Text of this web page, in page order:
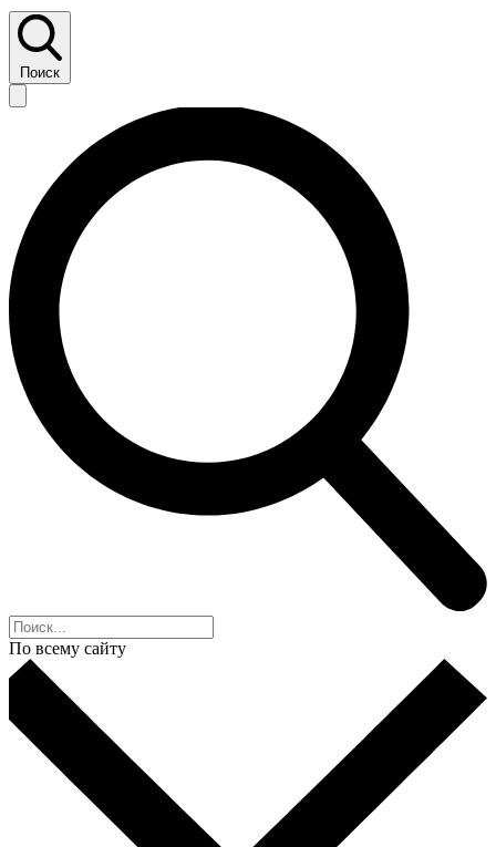
Поиск
По всему сайту